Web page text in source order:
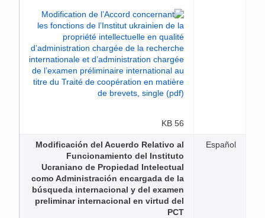
56 KB
Español
Modificación del Acuerdo Relativo al
Funcionamiento del Instituto
Ucraniano de Propiedad Intelectual
como Administración encargada de la
búsqueda internacional y del examen
preliminar internacional en virtud del
PCT